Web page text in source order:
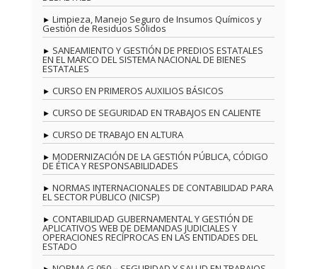
Limpieza, Manejo Seguro de Insumos Químicos y
Gestión de Residuos Sólidos
SANEAMIENTO Y GESTIÓN DE PREDIOS ESTATALES
EN EL MARCO DEL SISTEMA NACIONAL DE BIENES
ESTATALES
CURSO EN PRIMEROS AUXILIOS BÁSICOS
CURSO DE SEGURIDAD EN TRABAJOS EN CALIENTE
CURSO DE TRABAJO EN ALTURA
MODERNIZACIÓN DE LA GESTIÓN PÚBLICA, CÓDIGO
DE ÉTICA Y RESPONSABILIDADES
NORMAS INTERNACIONALES DE CONTABILIDAD PARA
EL SECTOR PÚBLICO (NICSP)
CONTABILIDAD GUBERNAMENTAL Y GESTIÓN DE
APLICATIVOS WEB DE DEMANDAS JUDICIALES Y
OPERACIONES RECÍPROCAS EN LAS ENTIDADES DEL
ESTADO